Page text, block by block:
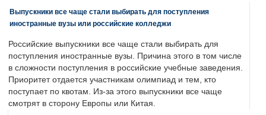
Выпускники все чаще стали выбирать для поступления
иностранные вузы или российские колледжи
Российские выпускники все чаще стали выбирать для
поступления иностранные вузы. Причина этого в том числе
в сложности поступления в российские учебные заведения.
Приоритет отдается участникам олимпиад и тем, кто
поступает по квотам. Из-за этого выпускники все чаще
смотрят в сторону Европы или Китая.